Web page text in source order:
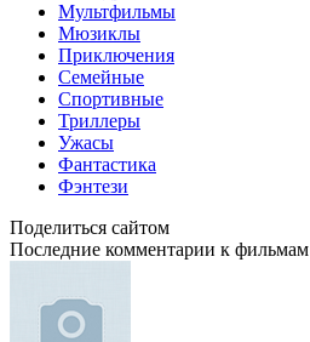
Мультфильмы
Мюзиклы
Приключения
Семейные
Спортивные
Триллеры
Ужасы
Фантастика
Фэнтези
Поделиться сайтом
Последние комментарии к фильмам